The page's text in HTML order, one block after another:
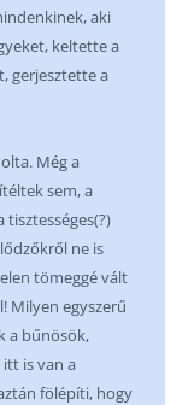
aki
keltette a
gerjesztette a
Még a
sem, a
tisztességes(?)
ne is
tömeggé vált
Milyen egyszerű
a bűnösök,
is van a
fölépíti, hogy